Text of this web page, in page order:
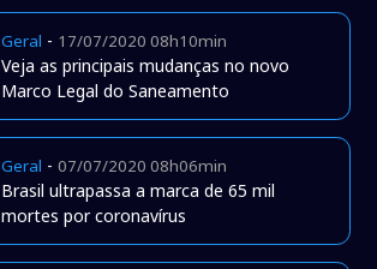
Geral - 17/07/2020 08h10min
Veja as principais mudanças no novo
Marco Legal do Saneamento
Geral -07/07/2020 08h06min
Brasil ultrapassa a marca de 65 mil
mortes por coronavírus